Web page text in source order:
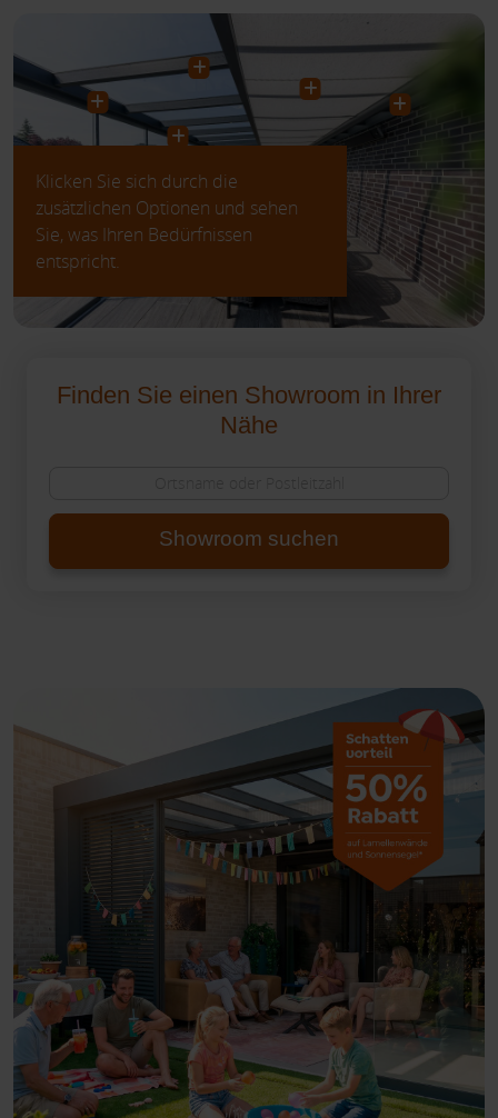
Klicken Sie sich durch die
zusätzlichen Optionen und sehen
Sie, was Ihren Bedürfnissen
entspricht.
Finden Sie einen Showroom in Ihrer
Nähe
Showroom suchen